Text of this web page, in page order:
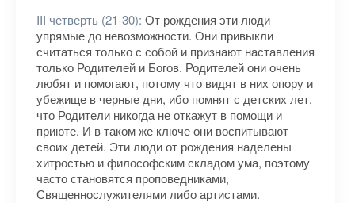
III четверть (21-30): От рождения эти люди
упрямые до невозможности. Они привыкли
считаться только с собой и признают наставления
только Родителей и Богов. Родителей они очень
любят и помогают, потому что видят в них опору и
убежище в черные дни, ибо помнят с детских лет,
что Родители никогда не откажут в помощи и
приюте. И в таком же ключе они воспитывают
своих детей. Эти люди от рождения наделены
хитростью и философским складом ума, поэтому
часто становятся проповедниками,
Священнослужителями либо артистами.